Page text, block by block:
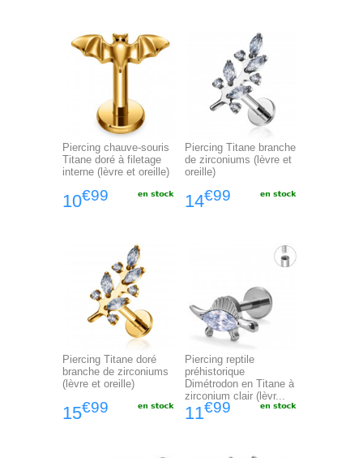
Piercing chauve-souris
Titane doré à filetage
interne (lèvre et oreille)
10€99
Piercing Titane branche
de zirconiums (lèvre et
oreille)
14€99
Piercing Titane doré
branche de zirconiums
(lèvre et oreille)
15€99
Piercing reptile
préhistorique
Dimétrodon en Titane à
zirconium clair (lèvr...
11€99